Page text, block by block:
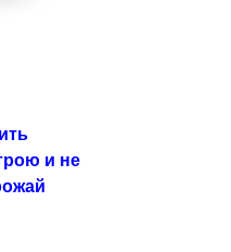
и не